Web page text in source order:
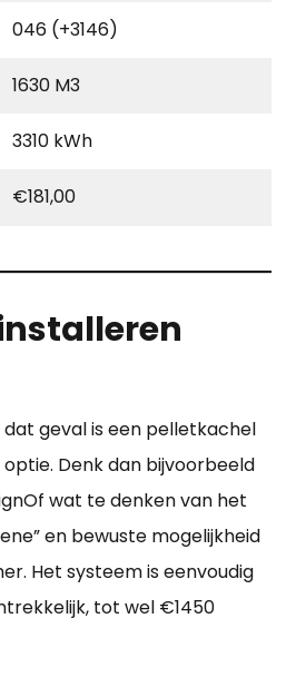
046 (+3146)
1630 M3
3310 kWh
€181,00
geval is een pelletkachel
Denk dan bijvoorbeeld
wat te denken van het
en bewuste mogelijkheid
Het systeem is eenvoudig
tot wel €1450